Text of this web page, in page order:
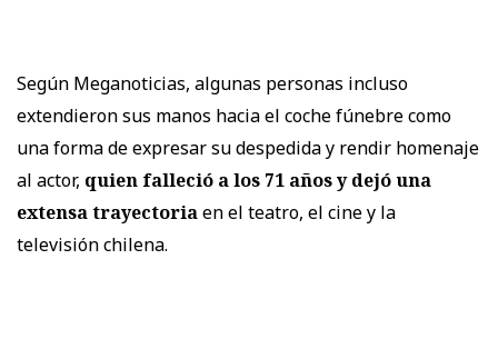
Según Meganoticias, algunas personas incluso
extendieron sus manos hacia el coche fúnebre como
una forma de expresar su despedida y rendir homenaje
al actor, quien falleció a los 71 años y dejó una
extensa trayectoriaen el teatro, el cine y la
televisión chilena.